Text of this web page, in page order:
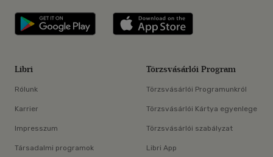
Libri applikáció Szerezd meg: Google
Libri
Rólunk
Karrier
Impresszum
Társadalmi programok
Törzsvásárlói Program
Törzsvásárlói Programunkról
Törzsvásárlói Kártya egyenlege
Törzsvásárlói szabályzat
Libri App